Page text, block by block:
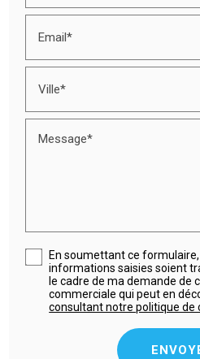
Email*
Ville*
Message*
En soumettant ce
informations saisies soient
le cadre de ma demande de
commerciale qui peut en
consultant notre politique de